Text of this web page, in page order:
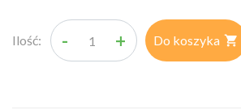
Ilość: - + Do koszyka 